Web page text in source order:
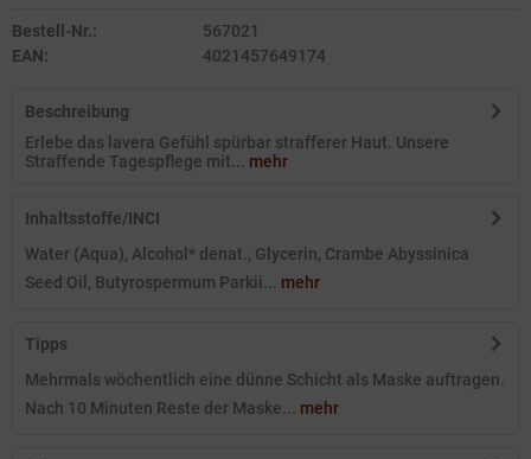
Bestell-Nr.:
567021
EAN:
4021457649174
Beschreibung
Erlebe das lavera Gefühl spürbar strafferer Haut. Unsere
Straffende Tagespflege mit... mehr
Inhaltsstoffe/INCI
Water (Aqua), Alcohol* denat., Glycerin, Crambe Abyssinica
Seed Oil, Butyrospermum Parkii... mehr
Tipps
Mehrmals wöchentlich eine dünne Schicht als Maske auftragen.
Nach 10 Minuten Reste der Maske... mehr